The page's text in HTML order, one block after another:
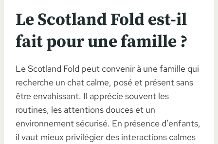
Le Scotland Fold est-il
fait pour une famille ?
Le Scotland Fold peut convenir à une famille qui
recherche un chat calme, posé et présent sans
être envahissant. Il apprécie souvent les
routines, les attentions douces et un
environnement sécurisé. En présence d’enfants,
il vaut mieux privilégier des interactions calmes